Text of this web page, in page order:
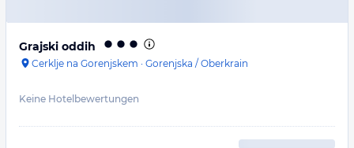
Grajski oddih
Cerklje na Gorenjskem · Gorenjska / Oberkrain
Keine Hotelbewertungen